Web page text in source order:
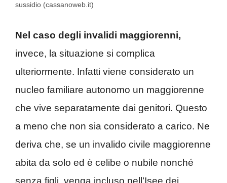
sussidio (cassanoweb.it)
Nel caso degli invalidi maggiorenni,
invece, la situazione si complica
ulteriormente. Infatti viene considerato un
nucleo familiare autonomo un maggiorenne
che vive separatamente dai genitori. Questo
a meno che non sia considerato a carico. Ne
deriva che, se un invalido civile maggiorenne
abita da solo ed è celibe o nubile nonché
senza figli, venga incluso nell’Isee dei